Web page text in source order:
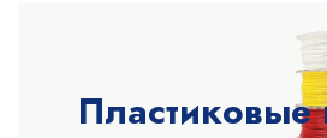
Пластиковые